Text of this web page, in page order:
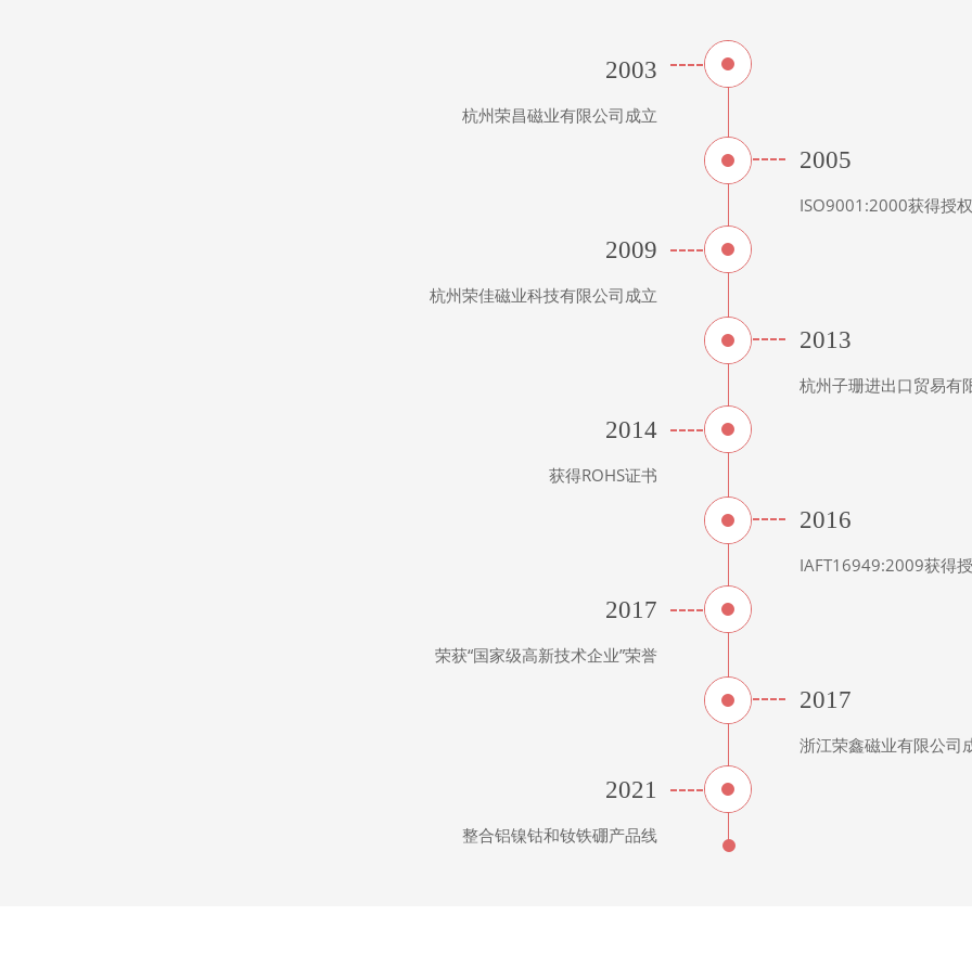
2003
杭州荣昌磁业有限公司成立
2005
ISO9001:2000获得授权
2009
杭州荣佳磁业科技有限公司成立
2013
杭州子珊进出口贸易有
2014
获得ROHS证书
2016
IAFT16949:2009获得
2017
荣获“国家级高新技术企业”荣誉
2017
浙江荣鑫磁业有限公司
2021
整合铝镍钴和钕铁硼产品线